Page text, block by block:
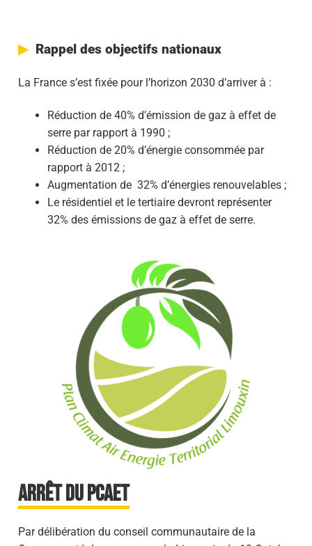
Rappel des objectifs nationaux
La France s’est fixée pour l’horizon 2030 d’arriver à :
Réduction de 40% d’émission de gaz à effet de
serre par rapport à 1990 ;
Réduction de 20% d’énergie consommée par
rapport à 2012 ;
Augmentation de 32% d’énergies renouvelables ;
Le résidentiel et le tertiaire devront représenter
32% des émissions de gaz à effet de serre.
ARRÊT DU PCAET
Par délibération du conseil communautaire de la